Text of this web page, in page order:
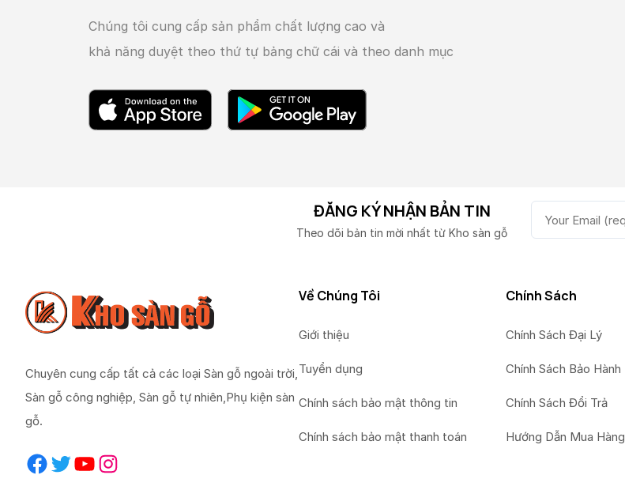
Chúng tôi cung cấp sản phẩm chất lượng cao và
khả năng duyệt theo thứ tự bảng chữ cái và theo danh mục
ĐĂNG KÝ NHẬN BẢN TIN
Theo dõi bản tin mời nhất từ Kho sàn gỗ
Chuyên cung cấp tất cả các loại Sàn gỗ ngoài trời,
Sàn gỗ công nghiệp, Sàn gỗ tự nhiên,Phụ kiện sàn
gỗ.
Facebook Twitter YouTube Instagram
Về Chúng Tôi
Giới thiệu
Tuyển dụng
Chính sách bảo mật thông tin
Chính sách bảo mật thanh toán
Chính Sách
Chính Sách Đại Lý
Chính Sách Bảo Hành
Chính Sách Đổi Trả
Hướng Dẫn Mua Hàng